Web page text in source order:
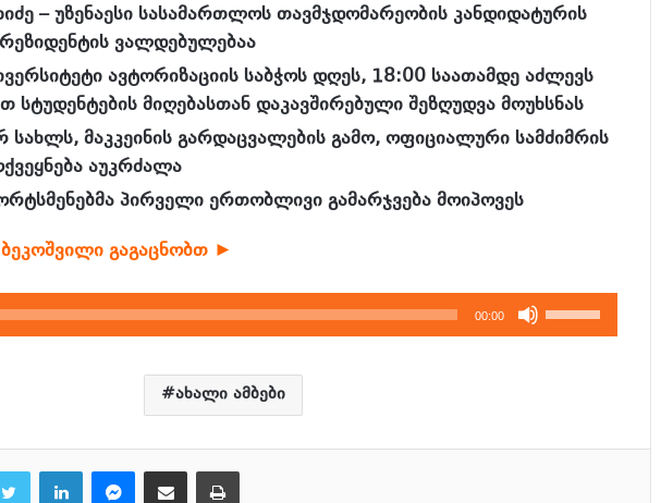
– უზენაესი სასამართლოს თავმჯდომარეობის კანდიდატურის
ვალდებულებაა
ავტორიზაციის საბჭოს დღეს, 18:00 საათამდე აძლევს
სტუდენტების მიღებასთან დაკავშირებული შეზღუდვა მოუხსნას
მაკკეინის გარდაცვალების გამო, ოფიციალური სამძიმრის
აუკრძალა
პირველი ერთობლივი გამარჯვება მოიპოვეს
გაგაცნობთ ►
00:00
გამოიყენეთ
კლავჲშები
დონის
ახალი ამბები